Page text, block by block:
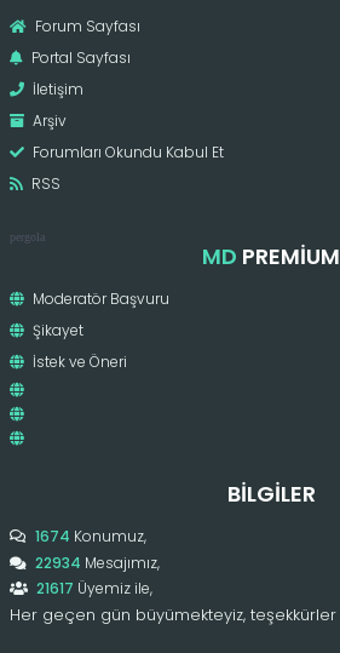
Forum Sayfası
Portal Sayfası
İletişim
Arşiv
Forumları Okundu Kabul Et
RSS
pergola
MD PREMIUM
Moderatör Başvuru
Şikayet
İstek ve Öneri
BILGILER
1674 Konumuz,
22934 Mesajımız,
21617 Üyemiz ile,
Her geçen gün büyümekteyiz, teşekkürler